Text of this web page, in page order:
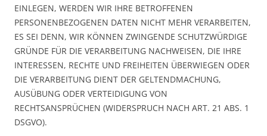
EINLEGEN, WERDEN WIR IHRE BETROFFENEN
PERSONENBEZOGENEN DATEN NICHT MEHR VERARBEITEN,
ES SEI DENN, WIR KÖNNEN ZWINGENDE SCHUTZWÜRDIGE
GRÜNDE FÜR DIE VERARBEITUNG NACHWEISEN, DIE IHRE
INTERESSEN, RECHTE UND FREIHEITEN ÜBERWIEGEN ODER
DIE VERARBEITUNG DIENT DER GELTENDMACHUNG,
AUSÜBUNG ODER VERTEIDIGUNG VON
RECHTSANSPRÜCHEN (WIDERSPRUCH NACH ART. 21 ABS. 1
DSGVO).